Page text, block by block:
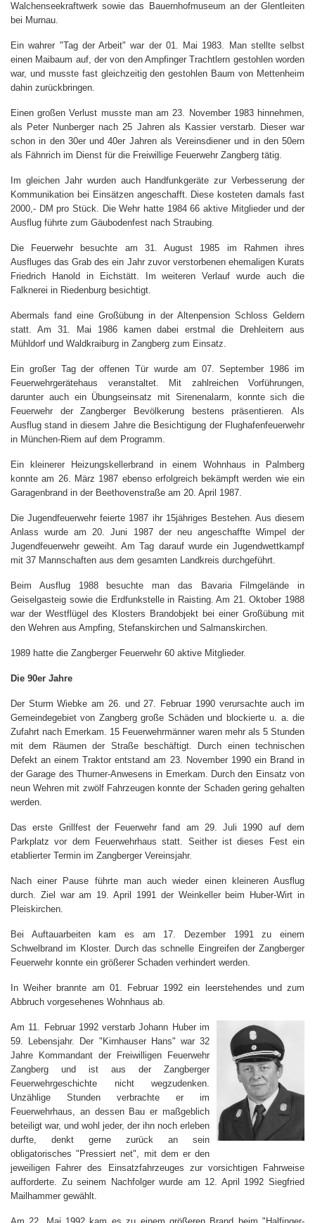
Walchenseekraftwerk sowie das Bauernhofmuseum an der Glentleiten
bei Murnau.
Ein wahrer "Tag der Arbeit" war der 01. Mai 1983. Man stellte selbst
einen Maibaum auf, der von den Ampfinger Trachtlern gestohlen worden
war, und musste fast gleichzeitig den gestohlen Baum von Mettenheim
dahin zurückbringen.
Einen großen Verlust musste man am 23. November 1983 hinnehmen,
als Peter Nunberger nach 25 Jahren als Kassier verstarb. Dieser war
schon in den 30er und 40er Jahren als Vereinsdiener und in den 50ern
als Fähnrich im Dienst für die Freiwillige Feuerwehr Zangberg tätig.
Im gleichen Jahr wurden auch Handfunkgeräte zur Verbesserung der
Kommunikation bei Einsätzen angeschafft. Diese kosteten damals fast
2000,- DM pro Stück. Die Wehr hatte 1984 66 aktive Mitglieder und der
Ausflug führte zum Gäubodenfest nach Straubing.
Die Feuerwehr besuchte am 31. August 1985 im Rahmen ihres
Ausfluges das Grab des ein Jahr zuvor verstorbenen ehemaligen Kurats
Friedrich Hanold in Eichstätt. Im weiteren Verlauf wurde auch die
Falknerei in Riedenburg besichtigt.
Abermals fand eine Großübung in der Altenpension Schloss Geldern
statt. Am 31. Mai 1986 kamen dabei erstmal die Drehleitern aus
Mühldorf und Waldkraiburg in Zangberg zum Einsatz.
Ein großer Tag der offenen Tür wurde am 07. September 1986 im
Feuerwehrgerätehaus veranstaltet. Mit zahlreichen Vorführungen,
darunter auch ein Übungseinsatz mit Sirenenalarm, konnte sich die
Feuerwehr der Zangberger Bevölkerung bestens präsentieren. Als
Ausflug stand in diesem Jahre die Besichtigung der Flughafenfeuerwehr
in München-Riem auf dem Programm.
Ein kleinerer Heizungskellerbrand in einem Wohnhaus in Palmberg
konnte am 26. März 1987 ebenso erfolgreich bekämpft werden wie ein
Garagenbrand in der Beethovenstraße am 20. April 1987.
Die Jugendfeuerwehr feierte 1987 ihr 15jähriges Bestehen. Aus diesem
Anlass wurde am 20. Juni 1987 der neu angeschaffte Wimpel der
Jugendfeuerwehr geweiht. Am Tag darauf wurde ein Jugendwettkampf
mit 37 Mannschaften aus dem gesamten Landkreis durchgeführt.
Beim Ausflug 1988 besuchte man das Bavaria Filmgelände in
Geiselgasteig sowie die Erdfunkstelle in Raisting. Am 21. Oktober 1988
war der Westflügel des Klosters Brandobjekt bei einer Großübung mit
den Wehren aus Ampfing, Stefanskirchen und Salmanskirchen.
1989 hatte die Zangberger Feuerwehr 60 aktive Mitglieder.
Die 90er Jahre
Der Sturm Wiebke am 26. und 27. Februar 1990 verursachte auch im
Gemeindegebiet von Zangberg große Schäden und blockierte u. a. die
Zufahrt nach Emerkam. 15 Feuerwehrmänner waren mehr als 5 Stunden
mit dem Räumen der Straße beschäftigt. Durch einen technischen
Defekt an einem Traktor entstand am 23. November 1990 ein Brand in
der Garage des Thurner-Anwesens in Emerkam. Durch den Einsatz von
neun Wehren mit zwölf Fahrzeugen konnte der Schaden gering gehalten
werden.
Das erste Grillfest der Feuerwehr fand am 29. Juli 1990 auf dem
Parkplatz vor dem Feuerwehrhaus statt. Seither ist dieses Fest ein
etablierter Termin im Zangberger Vereinsjahr.
Nach einer Pause führte man auch wieder einen kleineren Ausflug
durch. Ziel war am 19. April 1991 der Weinkeller beim Huber-Wirt in
Pleiskirchen.
Bei Auftauarbeiten kam es am 17. Dezember 1991 zu einem
Schwelbrand im Kloster. Durch das schnelle Eingreifen der Zangberger
Feuerwehr konnte ein größerer Schaden verhindert werden.
In Weiher brannte am 01. Februar 1992 ein leerstehendes und zum
Abbruch vorgesehenes Wohnhaus ab.
Am 11. Februar 1992 verstarb Johann Huber im
59. Lebensjahr. Der "Kirnhauser Hans" war 32
Jahre Kommandant der Freiwilligen Feuerwehr
Zangberg und ist aus der Zangberger
Feuerwehrgeschichte nicht wegzudenken.
Unzählige Stunden verbrachte er im
Feuerwehrhaus, an dessen Bau er maßgeblich
beteiligt war, und wohl jeder, der ihn noch erleben
durfte, denkt gerne zurück an sein
obligatorisches "Pressiert net", mit dem er den
jeweiligen Fahrer des Einsatzfahrzeuges zur vorsichtigen Fahrweise
aufforderte. Zu seinem Nachfolger wurde am 12. April 1992 Siegfried
Mailhammer gewählt.